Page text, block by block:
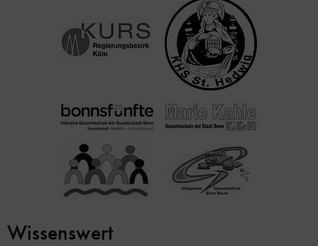
Wissenswert